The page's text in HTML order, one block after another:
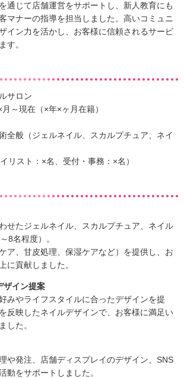
通じて店舗運営をサポートし、新人教育にも
マナーの指導を担当しました。高いコミュニ
イン力を活かし、お客様に信頼されるサービ
す。
サロン
～現在（×年×ヶ月在籍）
全般（ジェルネイル、スカルプチュア、ネイ
リスト：×名、受付・事務：×名）
せたジェルネイル、スカルプチュア、ネイル
8名程度）。
ア、甘皮処理、保湿ケアなど）を提供し、お
に貢献しました。
ザイン提案
みやライフスタイルに合ったデザインを提
反映したネイルデザインで、お客様に満足い
した。
や発注、店舗ディスプレイのデザイン、SNS
動をサポートしました。